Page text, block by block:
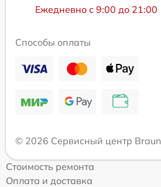
Ежедневно с 9:00 до 21:00
Способы оплаты
© 2026 Сервисный центр Braun
Стоимость ремонта
Оплата и доставка